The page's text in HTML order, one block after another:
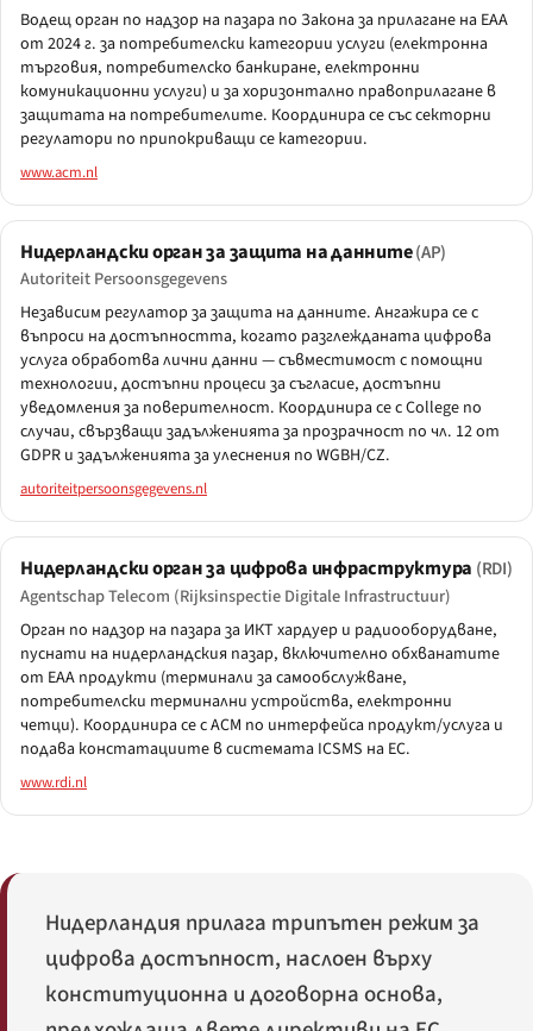
Водещ орган по надзор на пазара по Закона за прилагане на EAA
от 2024 г. за потребителски категории услуги (електронна
търговия, потребителско банкиране, електронни
комуникационни услуги) и за хоризонтално правоприлагане в
защитата на потребителите. Координира се със секторни
регулатори по припокриващи се категории.
www.acm.nl
Нидерландски орган за защита на данните(AP)
Autoriteit Persoonsgegevens
Независим регулатор за защита на данните. Ангажира се с
въпроси на достъпността, когато разглежданата цифрова
услуга обработва лични данни — съвместимост с помощни
технологии, достъпни процеси за съгласие, достъпни
уведомления за поверителност. Координира се с College по
случаи, свързващи задълженията за прозрачност по чл. 12 от
GDPR и задълженията за улеснения по WGBH/CZ.
autoriteitpersoonsgegevens.nl
Нидерландски орган за цифрова инфраструктура (RDI)
Agentschap Telecom (Rijksinspectie Digitale Infrastructuur)
Орган по надзор на пазара за ИКТ хардуер и радиооборудване,
пуснати на нидерландския пазар, включително обхванатите
от EAA продукти (терминали за самообслужване,
потребителски терминални устройства, електронни
четци). Координира се с ACM по интерфейса продукт/услуга и
подава констатациите в системата ICSMS на ЕС.
www.rdi.nl
Нидерландия прилага трипътен режим за
цифрова достъпност, наслоен върху
конституционна и договорна основа,